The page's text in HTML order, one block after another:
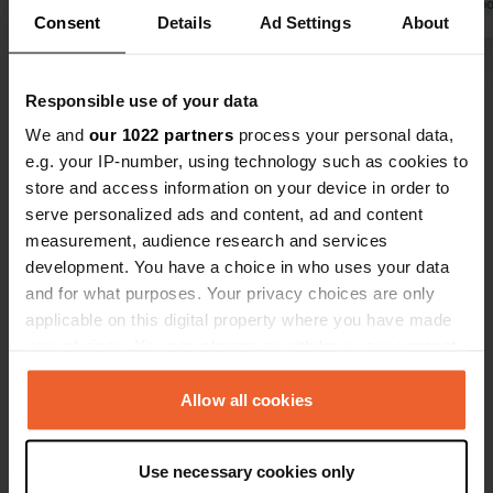
Consent Details Ad Settings About
Responsible use of your data
We and our 1022 partners process your personal data,
e.g. your IP-number, using technology such as cookies to
store and access information on your device in order to
serve personalized ads and content, ad and content
measurement, audience research and services
development. You have a choice in who uses your data
and for what purposes. Your privacy choices are only
applicable on this digital property where you have made
any time from the Cookie Declaration or by clicking on
the Privacy trigger icon.
Collect information about your geographical location
Allow all cookies
Use necessary cookies only
samedi, quelques boutiques, bars et
station-service. La route
est incontournable, ou à vélo pour les
plus sportifs ! 😁
proximité
et les
Traduit par
Es-tu déjà venu ici ?
Contact
Emplacement
-, Glenties Municipal District, Irlande
Coordonnées
55° 11' 11" N 7° 57' 23" W